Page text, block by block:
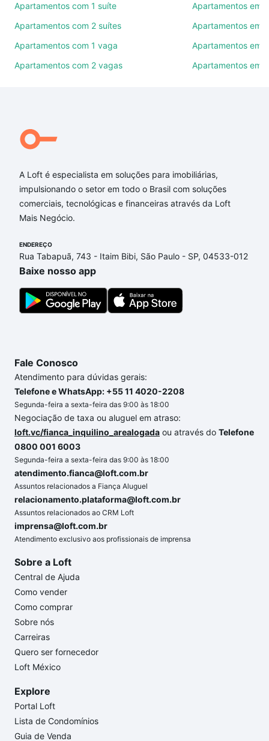
ruas, bairros e até condomínios favoritos. Você
também pode usar os filtros como quantidade de
quartos, suítes, com ou sem vaga de garagem para
comodidades, como piscina, academia, salão de
Qual o preço de Apartamentos com 4 vagas à
venda em Marajó, Belo Horizonte, MG?
Aqui na Loft temos a oferta ideal para você, com
Apartamentos com 4 vagas à venda em Marajó,
Belo Horizonte, MG que custam a partir de R$ 0 e
com nossas opções de financiamento imobiliário as
ainda tem alguma dúvida dos custos envolvidos no
processo de compra, veja em nosso portal quanto
custa comprar um apartamento
gente para comprar o imóvel dos seus sonhos com
segurança e conforto. Loft, com você até as
Apartamentos com 1 suíte
Apartamentos com 2 suítes
Apartamentos com 1 vaga
Apartamentos com 2 vagas
Apartamentos em
Apartamentos em
Apartamentos em
Apartamentos em
A Loft é especialista em soluções para imobiliárias,
impulsionando o setor em todo o Brasil com soluções
comerciais, tecnológicas e financeiras através da Loft
Mais Negócio.
ENDEREÇO
Rua Tabapuã, 743 - Itaim Bibi, São Paulo - SP, 04533-012
Baixe nosso app
Fale Conosco
Atendimento para dúvidas gerais:
Telefone e WhatsApp: +55 11 4020-2208
Segunda-feira a sexta-feira das 9:00 às 18:00
Negociação de taxa ou aluguel em atraso:
loft.vc/fianca_inquilino_arealogada ou através do Telefone
0800 001 6003
Segunda-feira a sexta-feira das 9:00 às 18:00
atendimento.fianca@loft.com.br
Assuntos relacionados a Fiança Aluguel
relacionamento.plataforma@loft.com.br
Assuntos relacionados ao CRM Loft
imprensa@loft.com.br
Atendimento exclusivo aos profissionais de imprensa
Sobre a Loft
Central de Ajuda
Como vender
Como comprar
Sobre nós
Carreiras
Quero ser fornecedor
Loft México
Explore
Portal Loft
Lista de Condomínios
Guia de Venda